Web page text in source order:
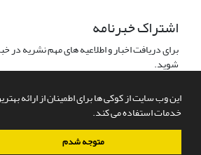
این وب سایت از کوکی ها برای اطمینان از ارائه
خدمات استفاده می کند.
متوجه شدم
اشتراک خبرنامه
برای دریافت اخبار و اطلاعیه های مهم نشریه در
شوید.